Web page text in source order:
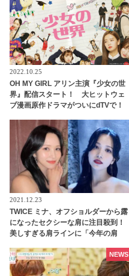
2022.10.25
OH MY GIRL アリン主演『少女の世
界』配信スタート！ 大ヒットウェ
ブ漫画原作ドラマがついにdTVで！
ドラマを見逃すな
2021.12.23
TWICE ミナ、オフショルダーから露
になったセクシーな肩に注目殺到！
美しすぎる肩ラインに「今年の肩
NEWS